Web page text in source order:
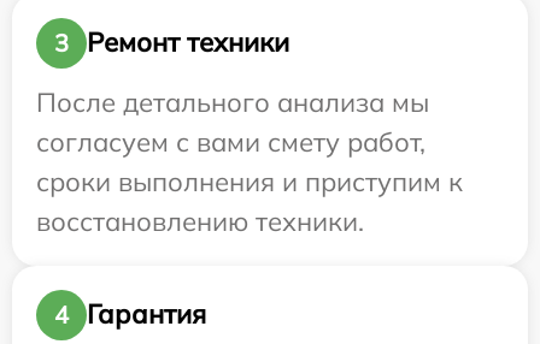
3
Ремонт техники
После детального анализа мы
согласуем с вами смету работ,
сроки выполнения и приступим к
восстановлению техники.
4 Гарантия